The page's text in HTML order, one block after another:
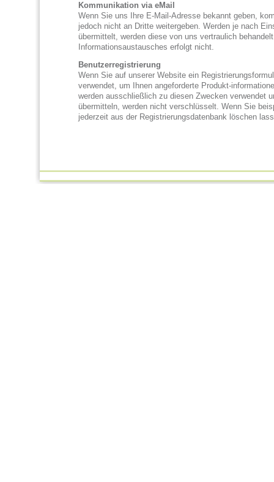
Kommunikation via eMail
Wenn Sie uns Ihre E-Mail-Adresse bekannt geben,
jedoch nicht an Dritte weitergeben. Werden je nach
übermittelt, werden diese von uns vertraulich
Informationsaustausches erfolgt nicht.
Benutzerregistrierung
Wenn Sie auf unserer Website ein
verwendet, um Ihnen angeforderte Produkt-
werden ausschließlich zu diesen Zwecken verwendet
übermitteln, werden nicht verschlüsselt. Wenn Sie
jederzeit aus der Registrierungsdatenbank löschen